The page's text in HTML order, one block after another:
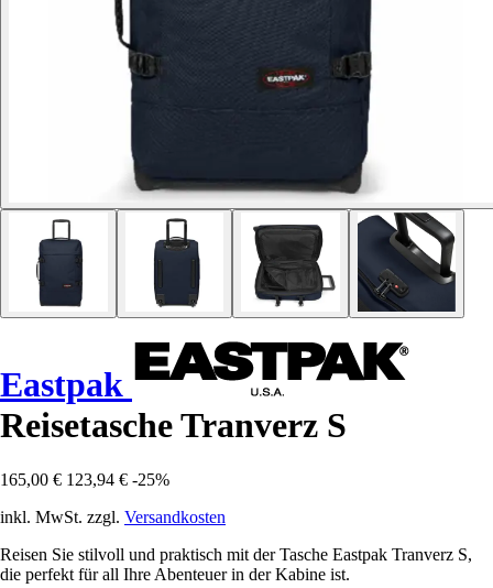
Eastpak
Reisetasche Tranverz S
165,00 € 123,94 € -25%
inkl. MwSt. zzgl. Versandkosten
Reisen Sie stilvoll und praktisch mit der Tasche Eastpak Tranverz S,
die perfekt für all Ihre Abenteuer in der Kabine ist.